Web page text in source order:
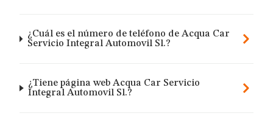
¿Cuál es el número de teléfono de Acqua Car
Servicio Integral Automovil Sl.?
¿Tiene página web Acqua Car Servicio
Integral Automovil Sl.?